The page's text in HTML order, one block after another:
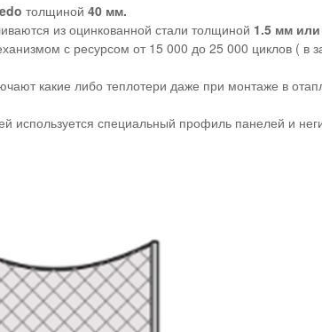
толщиной 40 мм.
из оцинкованной стали толщиной 1.5 мм
с ресурсом от 15 000 до 25 000 циклов ( в
какие либо теплотери даже при монтаже в
используется специальный профиль панелей и